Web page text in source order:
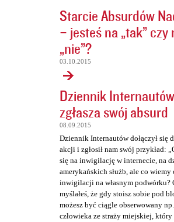
Starcie Absurdów
– jesteś na „tak” czy
„nie”?
03.10.2015
Dziennik Internautów
zgłasza swój absurd
08.09.2015
Dziennik Internautów dołączył się
akcji i zgłosił nam swój przykład:
się na inwigilację w internecie, na
amerykańskich służb, ale co wiemy
inwigilacji na własnym podwórku?
myślałeś, że gdy stoisz sobie pod
możesz być ciągle obserwowany
człowieka ze straży miejskiej,